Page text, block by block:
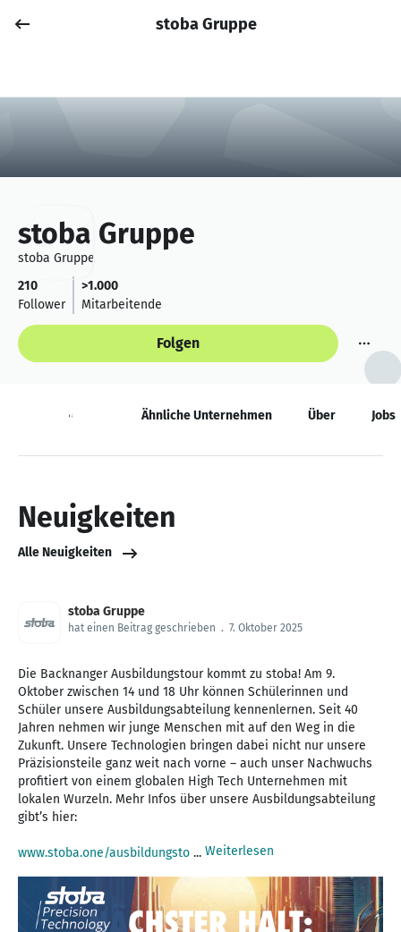
Anmelden
stoba Gruppe
stoba Gruppe
stoba Gruppe
210
Follower
>1.000
Mitarbeitende
Folgen
Neuigkeiten Ähnliche Unternehmen Über Jobs
Neuigkeiten
Alle Neuigkeiten
stoba Gruppe
hat einen Beitrag geschrieben . 7. Oktober 2025
Die Backnanger Ausbildungstour kommt zu stoba! Am 9.
Oktober zwischen 14 und 18 Uhr können Schülerinnen und
Schüler unsere Ausbildungsabteilung kennenlernen. Seit 40
Jahren nehmen wir junge Menschen mit auf den Weg in die
Zukunft. Unsere Technologien bringen dabei nicht nur unsere
Präzisionsteile ganz weit nach vorne – auch unser Nachwuchs
profitiert von einem globalen High Tech Unternehmen mit
lokalen Wurzeln. Mehr Infos über unsere Ausbildungsabteilung
gibt’s hier:
www.stoba.one/ausbildungsto ... Weiterlesen